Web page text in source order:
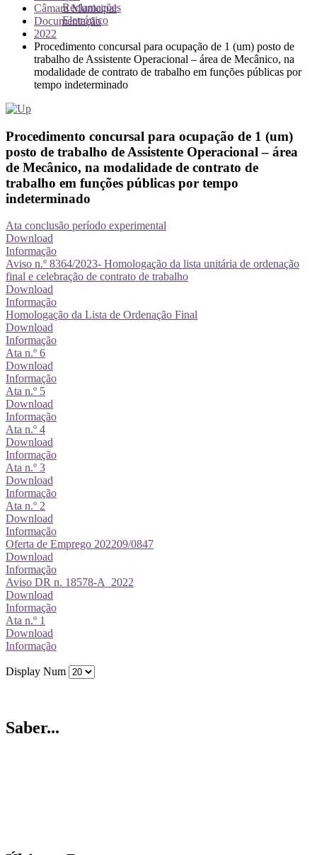
Reclamações
Eletrónico
Câmara Municipal
Documentação
2022
Procedimento concursal para ocupação de 1 (um) posto de
trabalho de Assistente Operacional – área de Mecânico, na
modalidade de contrato de trabalho em funções públicas por
tempo indeterminado
Procedimento concursal para ocupação de 1 (um)
posto de trabalho de Assistente Operacional – área
de Mecânico, na modalidade de contrato de
trabalho em funções públicas por tempo
indeterminado
Ata conclusão período experimental
Download
Informação
Aviso n.º 8364/2023- Homologação da lista unitária de ordenação
final e celebração de contrato de trabalho
Download
Informação
Homologação da Lista de Ordenação Final
Download
Informação
Ata n.º 6
Download
Informação
Ata n.º 5
Download
Informação
Ata n.º 4
Download
Informação
Ata n.º 3
Download
Informação
Ata n.º 2
Download
Informação
Oferta de Emprego 202209/0847
Download
Informação
Aviso DR n. 18578-A_2022
Download
Informação
Ata n.º 1
Download
Informação
Display Num
Saber...